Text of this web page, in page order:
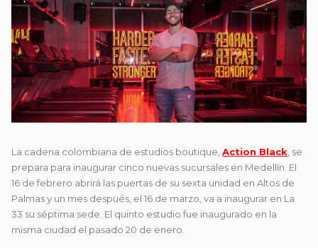
La cadena colombiana de estudios boutique,Action Black, se
prepara para inaugurar cinco nuevas sucursales en Medellín. El
16 de febrero abrirá las puertas de su sexta unidad en Altos de
Palmas y un mes después, el 16 de marzo, va a inaugurar en La
33 su séptima sede. El quinto estudio fue inaugurado en la
misma ciudad el pasado 20 de enero.